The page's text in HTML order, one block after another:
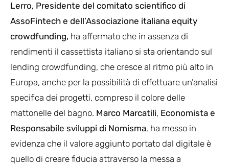
Lerro, Presidente del comitato scientifico di
AssoFintech e dell’Associazione italiana equity
crowdfunding, ha affermato che in assenza di
rendimenti il cassettista italiano si sta orientando sul
lending crowdfunding, che cresce al ritmo più alto in
Europa, anche per la possibilità di effettuare un’analisi
specifica dei progetti, compreso il colore delle
mattonelle del bagno. Marco Marcatili, Economista e
Responsabile sviluppi di Nomisma, ha messo in
evidenza che il valore aggiunto portato dal digitale è
quello di creare fiducia attraverso la messa a